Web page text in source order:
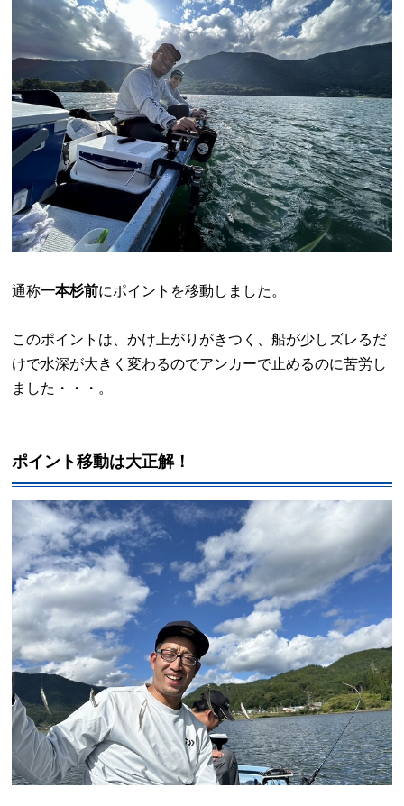
通称一本杉前にポイントを移動しました。
このポイントは、かけ上がりがきつく、船が少しズレるだ
けで水深が大きく変わるのでアンカーで止めるのに苦労し
ました・・・。
ポイント移動は大正解！